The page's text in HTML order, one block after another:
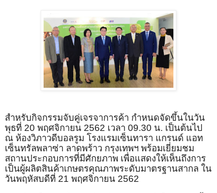
สำหรับกิจกรรมจับคู่เจรจาการค้า กำหนดจัดขึ้นในวัน
พุธที่ 20 พฤศจิกายน 2562 เวลา 09.30 น. เป็นต้นไป
ณ ห้องวิภาวดีบอลรูม โรงแรมเซ็นทารา แกรนด์ แอท
เซ็นทรัลพลาซ่า ลาดพร้าว กรุงเทพฯ พร้อมเยี่ยมชม
สถานประกอบการที่มีศักยภาพ เพื่อแสดงให้เห็นถึงการ
เป็นผู้ผลิตสินค้าเกษตรคุณภาพระดับมาตรฐานสากล ใน
วันพฤหัสบดีที่ 21 พฤศจิกายน 2562